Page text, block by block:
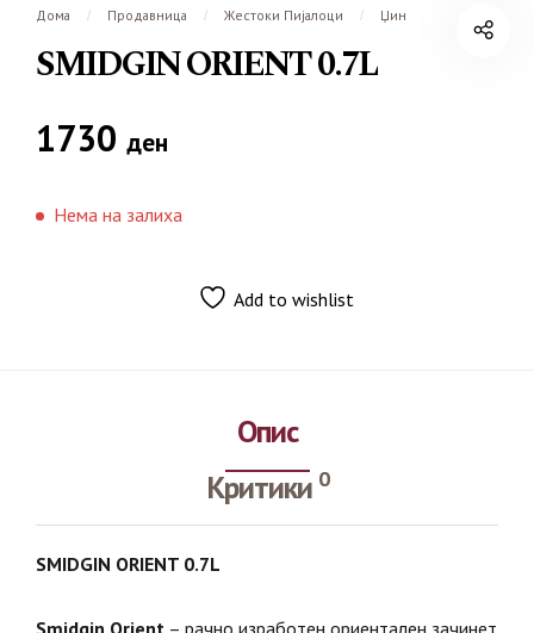
Дома / Продавница / Жестоки Пијалоци / Џин
SMIDGIN ORIENT 0.7L
1730 ден
Нема на залиха
Add to wishlist
Опис
Критики 0
SMIDGIN ORIENT 0.7L